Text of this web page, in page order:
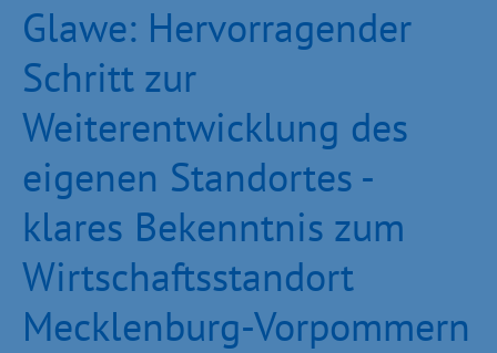
Glawe: Hervorragender
Schritt zur
Weiterentwicklung des
eigenen Standortes -
klares Bekenntnis zum
Wirtschaftsstandort
Mecklenburg-Vorpommern